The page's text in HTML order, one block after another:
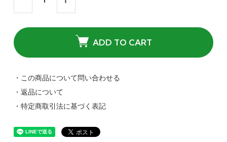
ADD TO CART
・この商品について問い合わせる
・返品について
・特定商取引法に基づく表記